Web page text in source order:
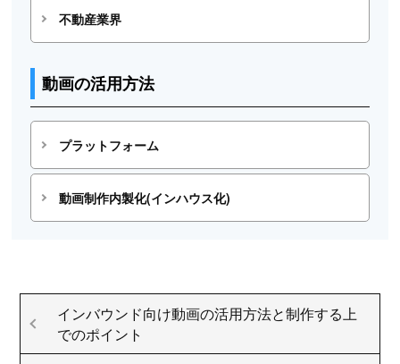
不動産業界
動画の活用方法
プラットフォーム
動画制作内製化(インハウス化)
インバウンド向け動画の活用方法と制作する上
でのポイント